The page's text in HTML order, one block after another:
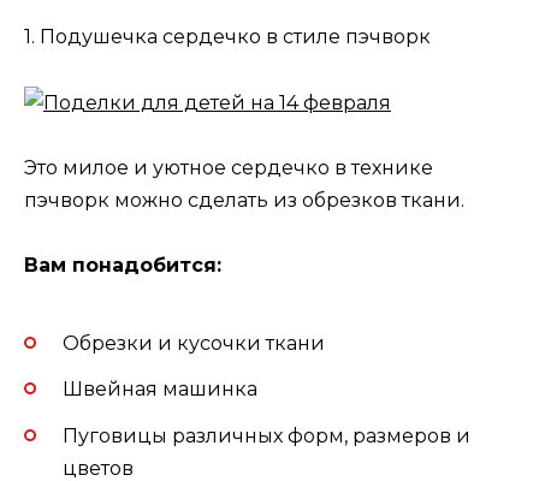
1. Подушечка сердечко в стиле пэчворк
Это милое и уютное сердечко в технике
пэчворк можно сделать из обрезков ткани.
Вам понадобится:
Обрезки и кусочки ткани
Швейная машинка
Пуговицы различных форм, размеров и
цветов